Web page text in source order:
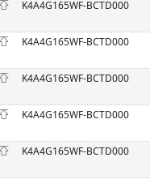
K4A4G165WF-BCTD000
K4A4G165WF-BCTD000
K4A4G165WF-BCTD000
K4A4G165WF-BCTD000
K4A4G165WF-BCTD000